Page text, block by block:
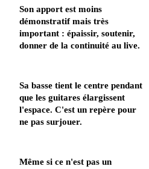
Son apport est moins
démonstratif mais très
important : épaissir, soutenir,
donner de la continuité au live.
Sa basse tient le centre pendant
que les guitares élargissent
l'espace. C'est un repère pour
ne pas surjouer.
Même si ce n'est pas un